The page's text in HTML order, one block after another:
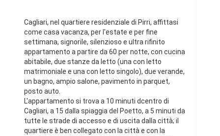
Cagliari, nel quartiere residenziale di Pirri, affittasi
come casa vacanza, per l'estate e per fine
settimana, signorile, silenzioso e ultra rifinito
appartamento a partire da 60 per notte, con cucina
abitabile, due stanze da letto (una con letto
matrimoniale e una con letto singolo), due verande,
un bagno, ampio salone, pavimento in parquet,
posto auto.
L'appartamento si trova a 10 minuti dcentro di
Cagliari, a 15 dalla spiaggia del Poetto, a 5 minuti da
tutte le strade di accesso e di uscita dalla città; il
quartiere è ben collegato con la città e con la